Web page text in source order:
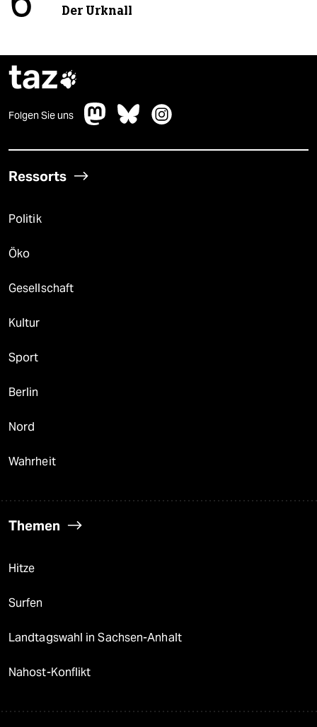
Der Urknall
taz
Folgen Sie uns
Ressorts
Politik
Öko
Gesellschaft
Kultur
Sport
Berlin
Nord
Wahrheit
Themen
Hitze
Surfen
Landtagswahl in Sachsen-Anhalt
Nahost-Konflikt